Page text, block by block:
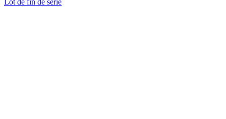
Lot de fin de série